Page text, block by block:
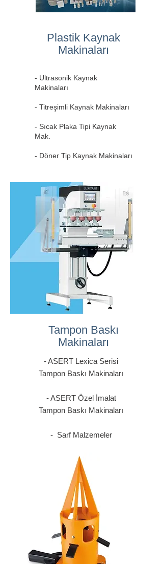
Plastik Kaynak
Makinaları
- Ultrasonik Kaynak
Makinaları
- Titreşimli Kaynak Makinaları
- Sıcak Plaka Tipi Kaynak
Mak.
- Döner Tip Kaynak Makinaları
Tampon Baskı
Makinaları
- ASERT Lexica Serisi
Tampon Baskı Makinaları
- ASERT Özel İmalat
Tampon Baskı Makinaları
- Sarf Malzemeler